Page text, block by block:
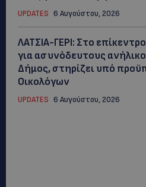
UPDATES 6 Αυγούστου, 2026
ΛΑΤΣΙΑ-ΓΕΡΙ: Στο
για ασυνόδευτους
Δήμος, στηρίζει υπό
Οικολόγων
UPDATES 6 Αυγούστου, 2026